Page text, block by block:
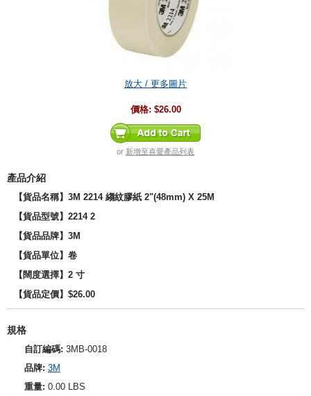
放大 / 更多圖片
價格: $26.00
or 新增至喜愛產品列表
產品介紹
【貨品名稱】3M 2214 縐紋膠紙 2"(48mm) X 25M
【貨品型號】2214 2
【貨品品牌】3M
【貨品單位】卷
【闊度選擇】2 寸
【貨品定價】$26.00
規格
自訂編碼: 3MB-0018
品牌: 3M
重量: 0.00 LBS